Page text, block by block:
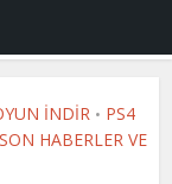
İNDİR • PS4
SON HABERLER VE